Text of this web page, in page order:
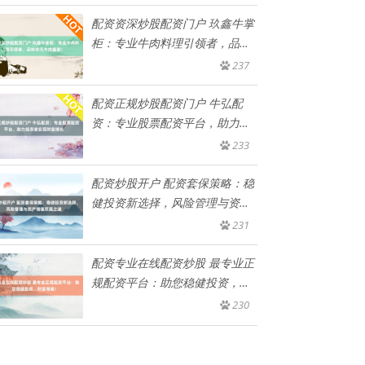
配资资深炒股配资门户 玖鑫牛掌
柜：专业牛肉料理引领者，品味
237
配资正规炒股配资门户 牛弘配
资：专业股票配资平台，助力投
233
配资炒股开户 配资套保策略：稳
健投资新选择，风险管理与资产
231
配资专业在线配资炒股 最专业正
规配资平台：助您稳健投资，财
230